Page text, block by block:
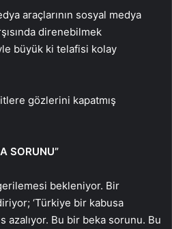
araçlarının sosyal medya
direnebilmek
büyük ki telafisi kolay
gözlerini kapatmış
SORUNU”
bekleniyor. Bir
‘Türkiye bir kabusa
azalıyor. Bu bir beka sorunu. Bu